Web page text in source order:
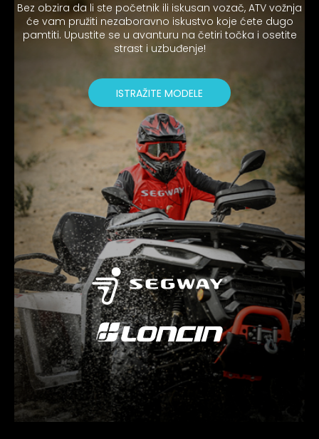
Bez obzira da li ste početnik ili iskusan vozač, ATV vožnja
će vam pružiti nezaboravno iskustvo koje ćete dugo
pamtiti. Upustite se u avanturu na četiri točka i osetite
strast i uzbuđenje!
ISTRAŽITE MODELE